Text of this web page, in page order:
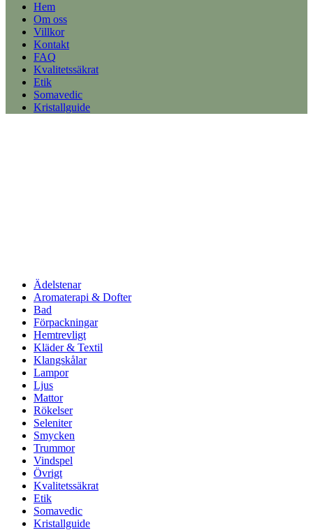
Hem
Om oss
Villkor
Kontakt
FAQ
Kvalitetssäkrat
Etik
Somavedic
Kristallguide
Ädelstenar
Aromaterapi & Dofter
Bad
Förpackningar
Hemtrevligt
Kläder & Textil
Klangskålar
Lampor
Ljus
Mattor
Rökelser
Seleniter
Smycken
Trummor
Vindspel
Övrigt
Kvalitetssäkrat
Etik
Somavedic
Kristallguide